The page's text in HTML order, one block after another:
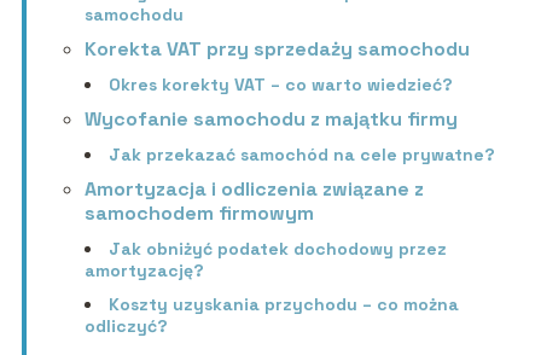
samochodu
Korekta VAT przy sprzedaży samochodu
Okres korekty VAT – co warto wiedzieć?
Wycofanie samochodu z majątku firmy
Jak przekazać samochód na cele prywatne?
Amortyzacja i odliczenia związane z
samochodem firmowym
Jak obniżyć podatek dochodowy przez
amortyzację?
Koszty uzyskania przychodu – co można
odliczyć?